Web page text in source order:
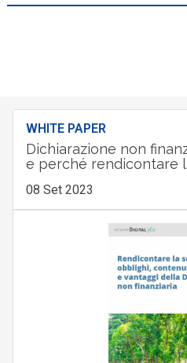
WHITE PAPER
Dichiarazione non
e perché rendicontare
08 Set 2023